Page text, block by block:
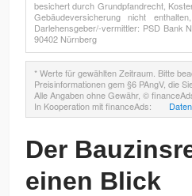
besichert durch Grundpfandrecht,
Gebäudeversicherung nicht
Darlehensgeber/-vermittler: PSD Bank
90402 Nürnberg
* Werte für gewählten Zeitraum. Bitte
Preisinformationen gem §6 PAngV, die
Alle Angaben ohne Gewähr, ©
In Kooperation mit financeAds:
Der
einen Blick